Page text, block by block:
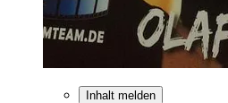
Inhalt melden